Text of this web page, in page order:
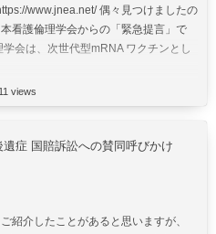
www.jnea.net/ 偶々見つけましたの
看護倫理学会からの「緊急提言」で
会は、次世代型mRNA ワクチンとし
views
遺症 国賠訴訟への賛同呼びかけ
紹介したことがあると思いますが、